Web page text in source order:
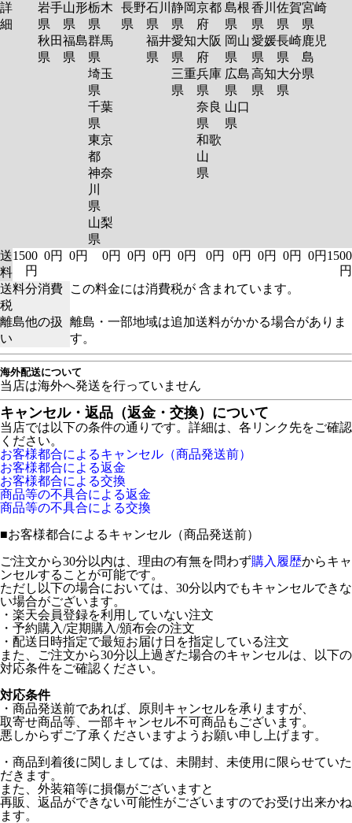
詳
細
岩手
県
秋田
県
山形
県
福島
県
栃木
県
群馬
県
埼玉
県
千葉
県
東京
都
神奈
川
県
山梨
県
長野
県
石川
県
福井
県
静岡
県
愛知
県
三重
県
京都
府
大阪
府
兵庫
県
奈良
県
和歌
山
県
島根
県
岡山
県
広島
県
山口
県
香川
県
愛媛
県
高知
県
佐賀
県
長崎
県
大分
県
宮崎
県
鹿児
島
県
送
料
1500
円
0円 0円 0円 0円 0円 0円 0円 0円 0円 0円 0円 1500
円
送料分消費
税
この料金には消費税が 含まれています。
離島他の扱
い
離島・一部地域は追加送料がかかる場合がありま
す。
海外配送について
当店は海外へ発送を行っていません
キャンセル・返品（返金・交換）について
当店では以下の条件の通りです。詳細は、各リンク先をご確認
ください。
お客様都合によるキャンセル（商品発送前）
お客様都合による返金
お客様都合による交換
商品等の不具合による返金
商品等の不具合による交換
■お客様都合によるキャンセル（商品発送前）
ご注文から30分以内は、理由の有無を問わず購入履歴からキャ
ンセルすることが可能です。
ただし以下の場合においては、30分以内でもキャンセルできな
い場合がございます。
・楽天会員登録を利用していない注文
・予約購入/定期購入/頒布会の注文
・配送日時指定で最短お届け日を指定している注文
また、ご注文から30分以上過ぎた場合のキャンセルは、以下の
対応条件をご確認ください。
対応条件
・商品発送前であれば、原則キャンセルを承りますが、
取寄せ商品等、一部キャンセル不可商品もございます。
悪しからずご了承くださいますようお願い申し上げます。
・商品到着後に関しましては、未開封、未使用に限らせていた
だきます。
また、外装箱等に損傷がございますと
再販、返品ができない可能性がございますのでお受け出来かね
ます。